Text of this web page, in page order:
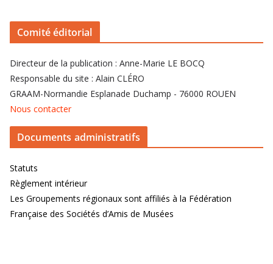
Comité éditorial
Directeur de la publication : Anne-Marie LE BOCQ
Responsable du site : Alain CLÉRO
GRAAM-Normandie Esplanade Duchamp - 76000 ROUEN
Nous contacter
Documents administratifs
Statuts
Règlement intérieur
Les Groupements régionaux sont affiliés à la Fédération
Française des Sociétés d’Amis de Musées